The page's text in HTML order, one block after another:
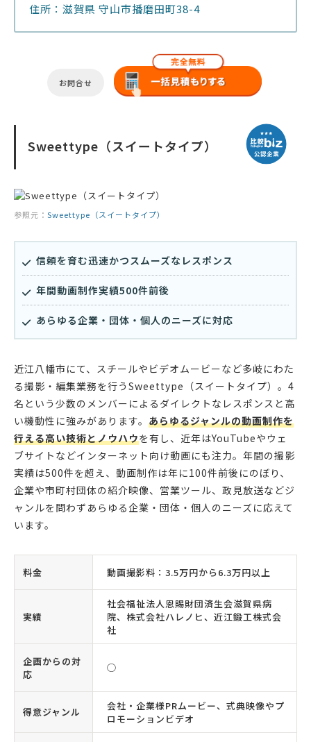
住所：滋賀県 守山市播磨田町38-4
お問合せ
Sweettype（スイートタイプ）
参照元： Sweettype（スイートタイプ）
信頼を育む迅速かつスムーズなレスポンス
年間動画制作実績500件前後
あらゆる企業・団体・個人のニーズに対応
近江八幡市にて、スチールやビデオムービーなど多岐にわた
る撮影・編集業務を行うSweettype（スイートタイプ）。4
名という少数のメンバーによるダイレクトなレスポンスと高
い機動性に強みがあります。 あらゆるジャンルの動画制作を
行える高い技術とノウハウを有し、近年はYouTubeやウェ
ブサイトなどインターネット向け動画にも注力。年間の撮影
実績は500件を超え、動画制作は年に100件前後にのぼり、
企業や市町村団体の紹介映像、営業ツール、政見放送などジ
ャンルを問わずあらゆる企業・団体・個人のニーズに応えて
います。
料金 動画撮影料：3.5万円から6.3万円以上
実績
社会福祉法人恩賜財団済生会滋賀県病
院、株式会社ハレノヒ、近江鍛工株式会
社
企画からの対
応
◯
得意ジャンル
会社・企業様PRムービー、式典映像やプ
ロモーションビデオ